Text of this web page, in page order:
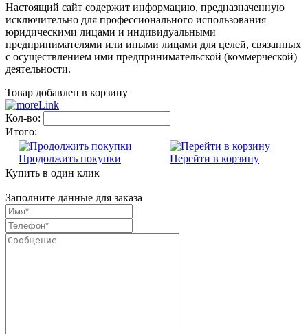
Настоящий сайт содержит информацию, предназначенную
исключительно для профессионального использования
юридическими лицами и индивидуальными
предпринимателями или иными лицами для целей, связанных
с осуществлением ими предпринимательской (коммерческой)
деятельности.
Товар добавлен в корзину
Кол-во:
Итого:
Продолжить покупки
Перейти в корзину
Купить в один клик
Заполните данные для заказа